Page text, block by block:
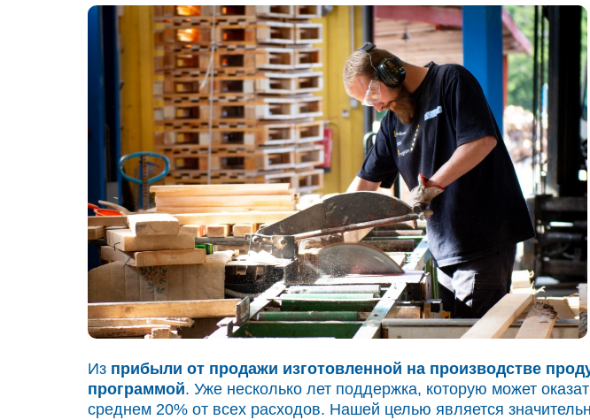
Из прибыли от продажи изготовленной на производстве
программой. Уже несколько лет поддержка, которую может
среднем 20% от всех расходов. Нашей целью является